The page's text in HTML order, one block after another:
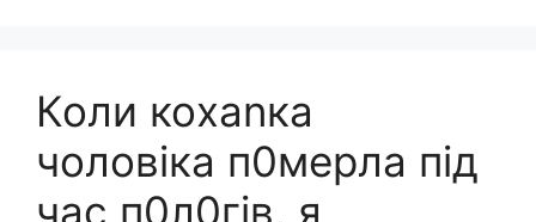
Коли коxаnка
чоловіка п0меpла під
час п0л0гів, я